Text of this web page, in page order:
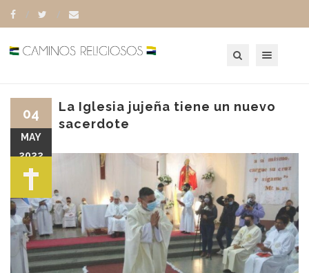
La Iglesia jujeña tiene un nuevo
sacerdote
04
MAY
2022